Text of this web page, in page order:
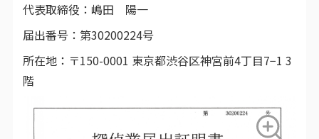
代表取締役： 嶋田 陽一
届出番号： 第30200224号
所在地： 〒150-0001 東京都渋谷区神宮前4丁目7−1 3
階